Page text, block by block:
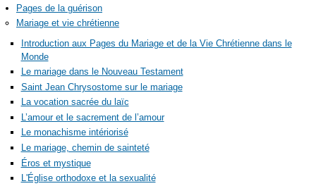
Pages de la guérison
Mariage et vie chrétienne
Introduction aux Pages du Mariage et de la Vie Chrétienne dans le
Monde
Le mariage dans le Nouveau Testament
Saint Jean Chrysostome sur le mariage
La vocation sacrée du laïc
L’amour et le sacrement de l’amour
Le monachisme intériorisé
Le mariage, chemin de sainteté
Éros et mystique
L'Église orthodoxe et la sexualité